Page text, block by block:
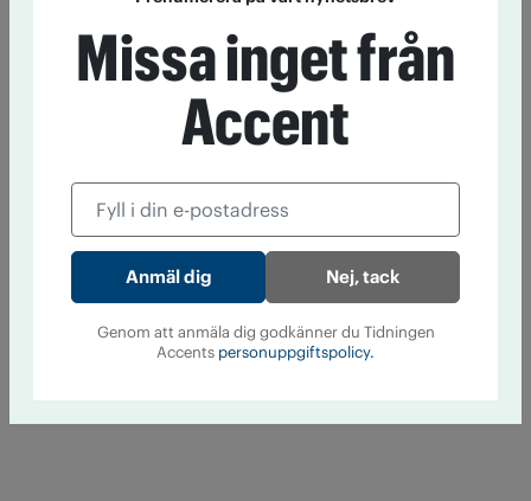
Missa inget från
Accent
Nej, tack
Genom att anmäla dig godkänner du Tidningen
Accents personuppgiftspolicy.